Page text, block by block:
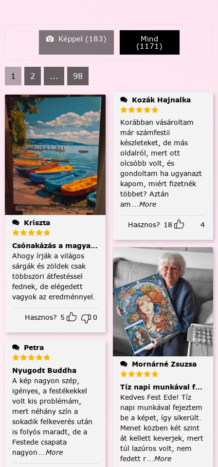
Képpel (183) Mind
(1171)
1 2 ... 98
Kriszta
Csónakázás a magyar tengeren
Ahogy írják a világos
sárgák és zöldek csak
többszöri átfestéssel
fednek, de elégedett
vagyok az eredménnyel.
Hasznos? 5 0
Petra
Nyugodt Buddha
A kép nagyon szép,
igényes, a festékekkel
volt kis problémám,
mert néhány szín a
sokadik felkeverés után
is folyós maradt, de a
Festede csapata
nagyon ...More
Kozák Hajnalka
Korábban vásároltam
már számfestő
készleteket, de más
oldalról, mert ott
olcsóbb volt, és
gondoltam ha ugyanazt
kapom, miért fizetnék
többet? Aztán
am ...More
Hasznos? 18 4
Mornárné Zsuzsa
Tíz napi munkával
Kedves Fest Ede! Tíz
napi munkával fejeztem
be a képet, így sikerült.
Menet közben két szint
át kellett keverjek, mert
túl lazúros volt, nem
fedett r...More